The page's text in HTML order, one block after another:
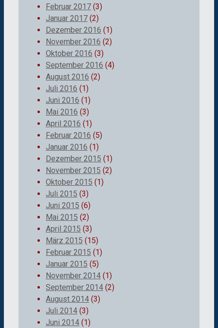
Februar 2017 (3)
Januar 2017 (2)
Dezember 2016 (1)
November 2016 (2)
Oktober 2016 (3)
September 2016 (4)
August 2016 (2)
Juli 2016 (1)
Juni 2016 (1)
Mai 2016 (3)
April 2016 (1)
Februar 2016 (5)
Januar 2016 (1)
Dezember 2015 (1)
November 2015 (2)
Oktober 2015 (1)
Juli 2015 (3)
Juni 2015 (6)
Mai 2015 (2)
April 2015 (3)
März 2015 (15)
Februar 2015 (1)
Januar 2015 (5)
November 2014 (1)
September 2014 (2)
August 2014 (3)
Juli 2014 (3)
Juni 2014 (1)